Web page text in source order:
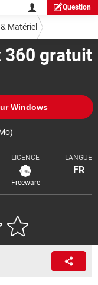
Question
360 gratuit
Windows
LICENCE
Freeware
LANGUE
FR
Matériel